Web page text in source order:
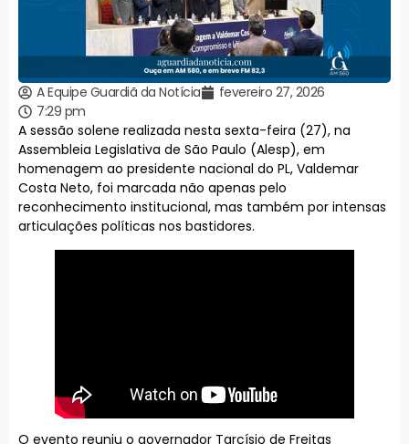
A Equipe Guardiã da Notícia
fevereiro 27, 2026
7:29 pm
A sessão solene realizada nesta sexta-feira (27), na
Assembleia Legislativa de São Paulo (Alesp), em
homenagem ao presidente nacional do PL, Valdemar
Costa Neto, foi marcada não apenas pelo
reconhecimento institucional, mas também por intensas
articulações políticas nos bastidores.
O evento reuniu o governador Tarcísio de Freitas